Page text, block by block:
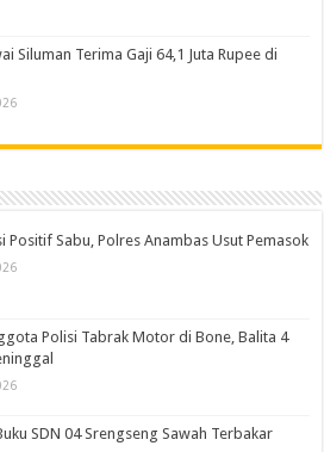
Siluman Terima Gaji 64,1 Juta Rupee di
Positif Sabu, Polres Anambas Usut Pemasok
Polisi Tabrak Motor di Bone, Balita 4
SDN 04 Srengseng Sawah Terbakar